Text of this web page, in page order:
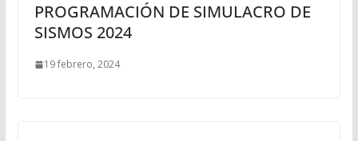
PROGRAMACIÓN DE SIMULACRO DE
SISMOS 2024
19 febrero, 2024